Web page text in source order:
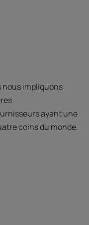
nous impliquons
ayant une
coins du monde.